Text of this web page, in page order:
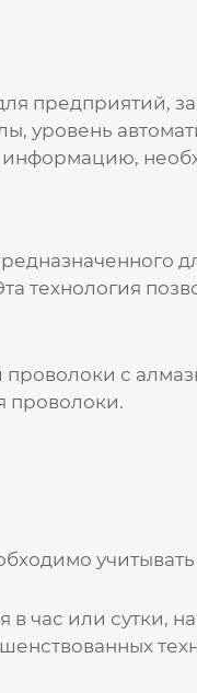
предприятий,
уровень
информацию,
технология
проволоки с
проволоки.
час или сутки,